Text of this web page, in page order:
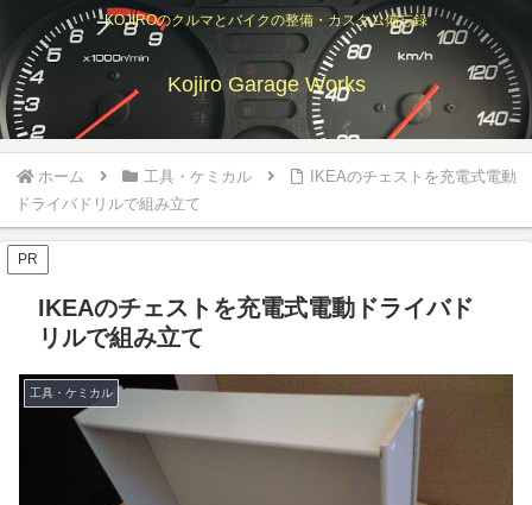
KOJIROのクルマとバイクの整備・カスタム備忘録
Kojiro Garage Works
ホーム 工具・ケミカル
IKEAのチェストを充電式電動
ドライバドリルで組み立て
PR
IKEAのチェストを充電式電動ドライバド
リルで組み立て
工具・ケミカル